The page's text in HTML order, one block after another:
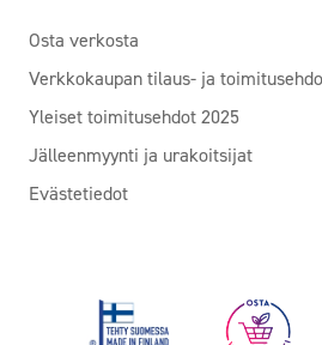
Osta verkosta
Verkkokaupan tilaus- ja
Yleiset toimitusehdot 2025
Jälleenmyynti ja urakoitsijat
Evästetiedot